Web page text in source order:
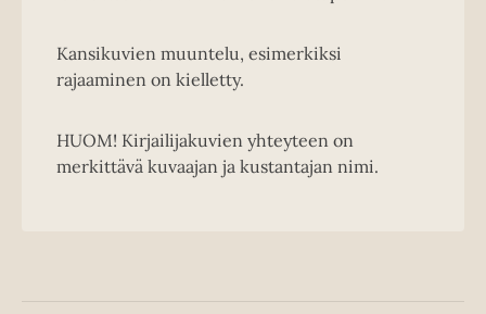
Kansikuvien muuntelu, esimerkiksi
rajaaminen on kielletty.
HUOM! Kirjailijakuvien yhteyteen on
merkittävä kuvaajan ja kustantajan nimi.